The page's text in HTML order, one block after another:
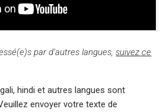
par d’autres langues,suivez ce
hindi et autres langues sont
envoyer votre texte de